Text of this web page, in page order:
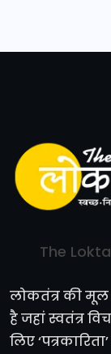
The
लोकतंत्र की मूल
है जहां स्वतंत्र
लिए